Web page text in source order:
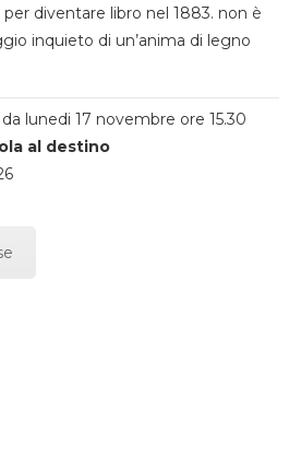
per diventare libro nel 1883. non è
inquieto di un’anima di legno
lunedi 17 novembre ore 15.30
al destino